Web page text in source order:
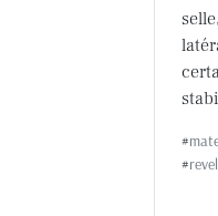
#
#